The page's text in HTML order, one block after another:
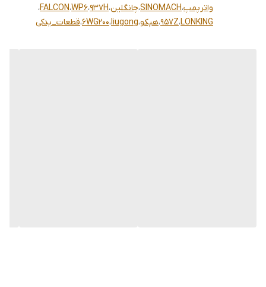
واترپمپ،SINOMACH،چانگلین،937H،WP6،FALCON،
LONKING،957Z،هپکو،liugong،6WG200،قطعات_یدکی